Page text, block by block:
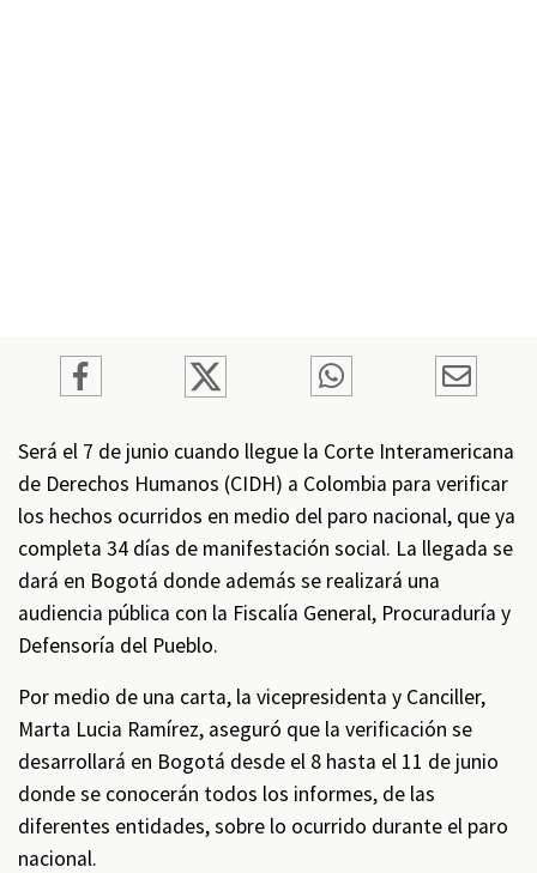
Será el 7 de junio cuando llegue la Corte Interamericana
de Derechos Humanos (CIDH) a Colombia para verificar
los hechos ocurridos en medio del paro nacional, que ya
completa 34 días de manifestación social. La llegada se
dará en Bogotá donde además se realizará una
audiencia pública con la Fiscalía General, Procuraduría y
Defensoría del Pueblo.
Por medio de una carta, la vicepresidenta y Canciller,
Marta Lucia Ramírez, aseguró que la verificación se
desarrollará en Bogotá desde el 8 hasta el 11 de junio
donde se conocerán todos los informes, de las
diferentes entidades, sobre lo ocurrido durante el paro
nacional.